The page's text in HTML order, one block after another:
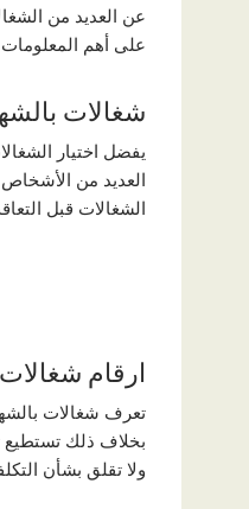
عن العديد من
على أهم المعلومات
شغالات
يفضل اختيار
العديد من الأشخاص
الشغالات قبل
ارقام
تعرف شغالات
بخلاف ذلك تستطيع
ولا تقلق بشأن